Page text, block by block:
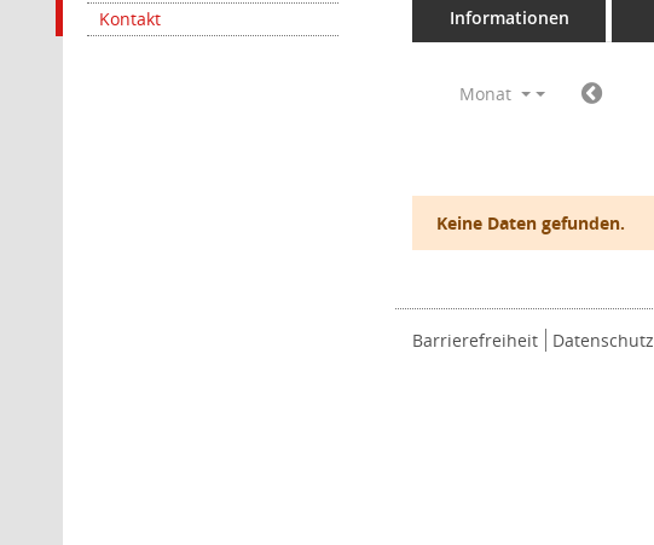
Kontakt
Informationen
Monat
Keine Daten gefunden.
Barrierefreiheit Datenschutz